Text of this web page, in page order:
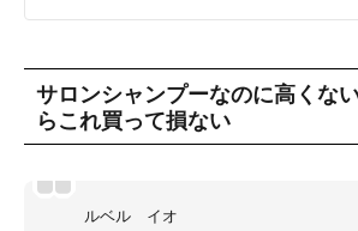
サロンシャンプーなのに高くな
らこれ買って損ない
ルベル イオ